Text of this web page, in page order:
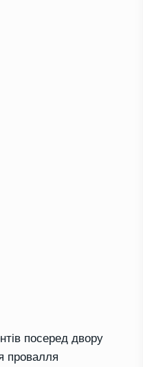
посеред двору
провалля